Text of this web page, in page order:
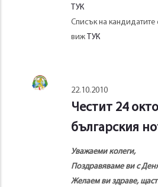
ТУК
Списък на
виж ТУК
22.10.2010
Честит 24
българския
Уважаеми колеги,
Поздравяваме ви с
Желаем ви здраве,